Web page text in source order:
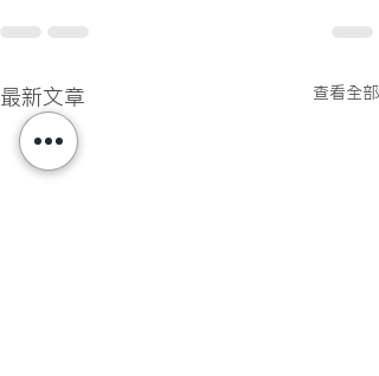
最新文章 查看全部